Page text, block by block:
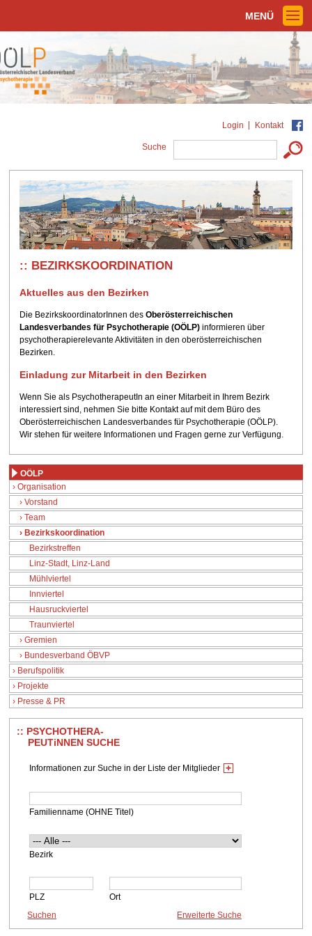
MENÜ
Login
Kontakt
BEZIRKSKOORDINATION
Aktuelles aus den Bezirken
Die BezirkskoordinatorInnen desOberösterreichischen
Landesverbandes für Psychotherapie (OÖLP) informieren über
psychotherapierelevante Aktivitäten in den oberösterreichischen
Bezirken.
Einladung zur Mitarbeit in den Bezirken
Wenn Sie als PsychotherapeutIn an einer Mitarbeit in Ihrem Bezirk
interessiert sind, nehmen Sie bitte Kontakt auf mit dem Büro des
Oberösterreichischen Landesverbandes für Psychotherapie (OÖLP).
Wir stehen für weitere Informationen und Fragen gerne zur Verfügung.
OÖLP
Organisation
Vorstand
Team
Bezirkskoordination
Bezirkstreffen
Linz-Stadt, Linz-Land
Mühlviertel
Innviertel
Hausruckviertel
Traunviertel
Gremien
Bundesverband ÖBVP
Berufspolitik
Projekte
Presse & PR
PSYCHOTHERA-
PEUTiNNEN SUCHE
Informationen zur Suche in der Liste der Mitglieder
Familienname (OHNE Titel)
Bezirk
PLZ Ort